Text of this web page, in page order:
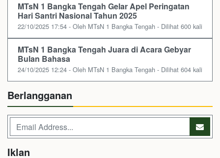
MTsN 1 Bangka Tengah Gelar Apel Peringatan
Hari Santri Nasional Tahun 2025
22/10/2025 17:54 - Oleh MTsN 1 Bangka Tengah - Dilihat 600 kali
MTsN 1 Bangka Tengah Juara di Acara Gebyar
Bulan Bahasa
24/10/2025 12:24 - Oleh MTsN 1 Bangka Tengah - Dilihat 604 kali
Berlangganan
Iklan